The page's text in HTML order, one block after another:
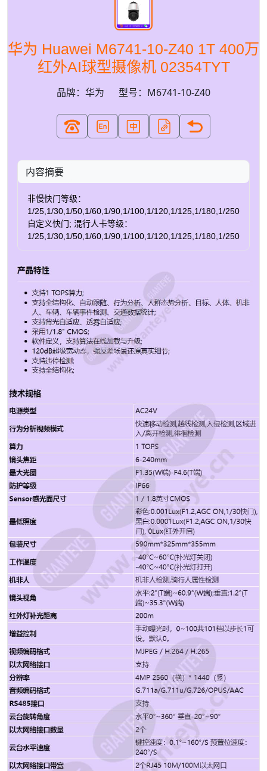
华为 Huawei M6741-10-Z40 1T 400万
红外AI球型摄像机 02354TYT
品牌：华为 型号：M6741-10-Z40
内容摘要
非慢快门等级：
1/25,1/30,1/50,1/60,1/90,1/100,1/120,1/125,1/180,1/250,1/
自定义快门; 混行人卡等级：
1/25,1/30,1/50,1/60,1/90,1/100,1/120,1/125,1/180,1/250,1/
自定义快门; 混行模式：不支持慢快门,人卡：1/100,微
1/25; 日夜模式 支持；自动(ICR)/彩色/黑白/定时 默认自动
灵敏度高、中、低 默认高 图像触发/内部触发 增益控制 手
动曝光时，0~100共101档以步长1可设。默认0。 白平衡
自动/手动/一键触发 数字降噪 2D/3D降噪 宽动态 120分贝
强光抑制 支持 视频防抖 支持功能; 不支持灵敏度; 光学透
雾 支持 算法透雾 支持 曝光补偿 支持 曝光模式 支持 信噪
比 > 45分贝 电动对焦 支持 日夜聚焦补偿 支持 背光自适
像、垂直镜像、水平垂直镜像) 数字变倍 支持 隐私遮挡
支持